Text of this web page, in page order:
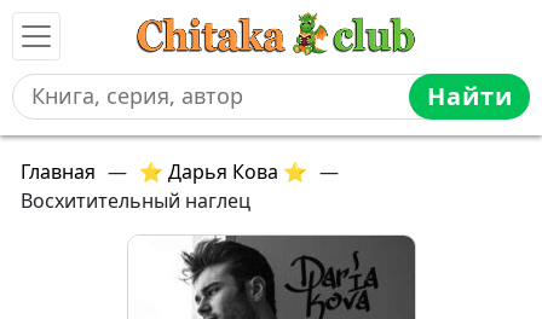
Найти
Главная — ⭐ Дарья Кова ⭐ —
Восхитительный наглец